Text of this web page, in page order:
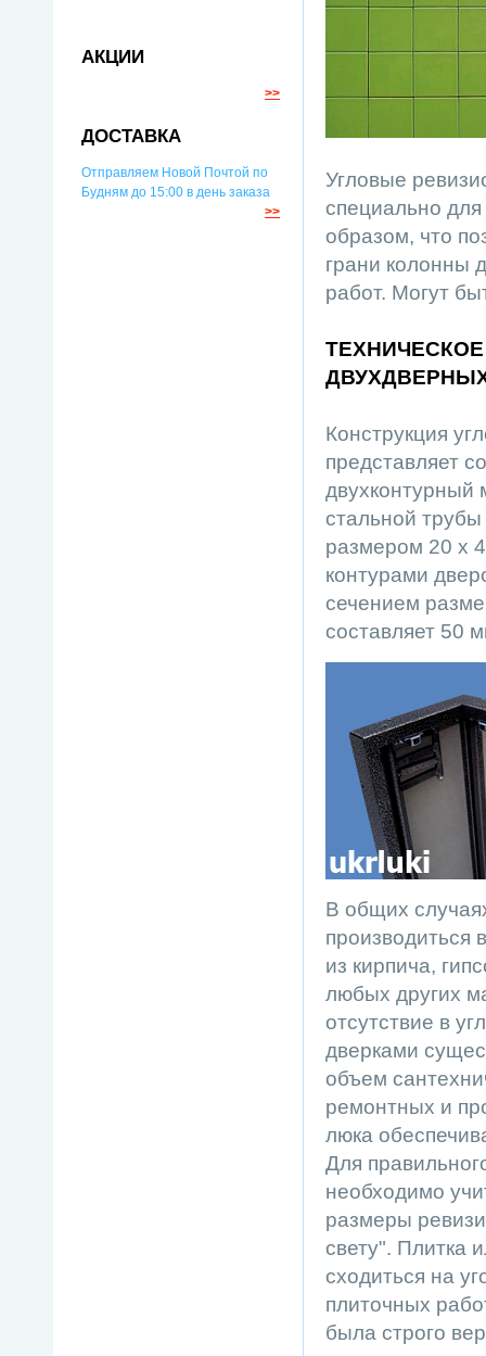
АКЦИИ
>>
ДОСТАВКА
Отправляем Новой Почтой по
Будням до 15:00 в день заказа
>>
Угловые
специально
образом, что
грани колонны
работ. Могут
Конструкция
представляет
двухконтурный
стальной
размером 20 х
контурами
сечением
составляет 50
В общих
производиться
из кирпича,
любых других
отсутствие в
дверками
объем
ремонтных и
люка
Для
необходимо
размеры
свету". Плитка
сходиться на
плиточных
была строго